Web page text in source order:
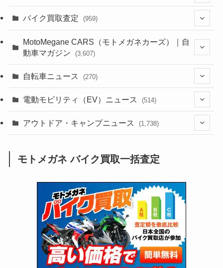
(44)
(1,243)
(639)
(118)
(60)
(31)
(51)
(34)
(5)
(12)
(252)
(38)
(24)
(16)
(25)
(24)
(47)
(249)
(64)
(16)
(62)
(4)
(6)
(306)
(6,958)
(2,474)
(249)
(1,226)
(12)
(131)
(38)
(131)
(167)
(85)
(21)
(171)
(98)
(274)
(66)
(16)
(141)
(255)
(204)
(1,142)
(166)
(23)
(33)
(34)
(415)
(16)
バイク買取査定 (959)
(352)
MotoMegane CARS（モトメガネカーズ）｜自
動車マガジン
(3,607)
(186)
(137)
(74)
(2,744)
(126)
(170)
自転車ニュース (270)
(54)
(211)
電動モビリティ（EV）ニュース (514)
(132)
(171)
(118)
(27)
アウトドア・キャンプニュース (1,738)
(1,605)
(147)
(13)
(19)
モトメガネ バイク買取一括査定